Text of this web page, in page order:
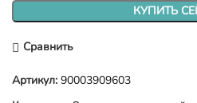
КУПИТЬ
Сравнить
Артикул: 90003909603